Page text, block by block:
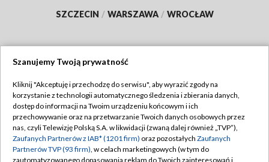
SZCZECIN / WARSZAWA / WROCŁAW
TVP
Abonament TVP
Emisja w TVP
Centrum informacji TVP
Regulamin TVP
Polityka prywatności
Moje zgody
Szanujemy Twoją prywatność
Kliknij "Akceptuję i przechodzę do serwisu", aby wyrazić zgody na
korzystanie z technologii automatycznego śledzenia i zbierania danych,
dostęp do informacji na Twoim urządzeniu końcowym i ich
przechowywanie oraz na przetwarzanie Twoich danych osobowych przez
nas, czyli Telewizję Polską S.A. w likwidacji (zwaną dalej również „TVP”),
Zaufanych Partnerów z IAB* (1201 firm) oraz pozostałych Zaufanych
Partnerów TVP (93 firm), w celach marketingowych (w tym do
zautomatyzowanego dopasowania reklam do Twoich zainteresowań i